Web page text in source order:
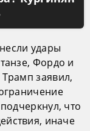
удары
Фордо и
заявил,
что
иначе